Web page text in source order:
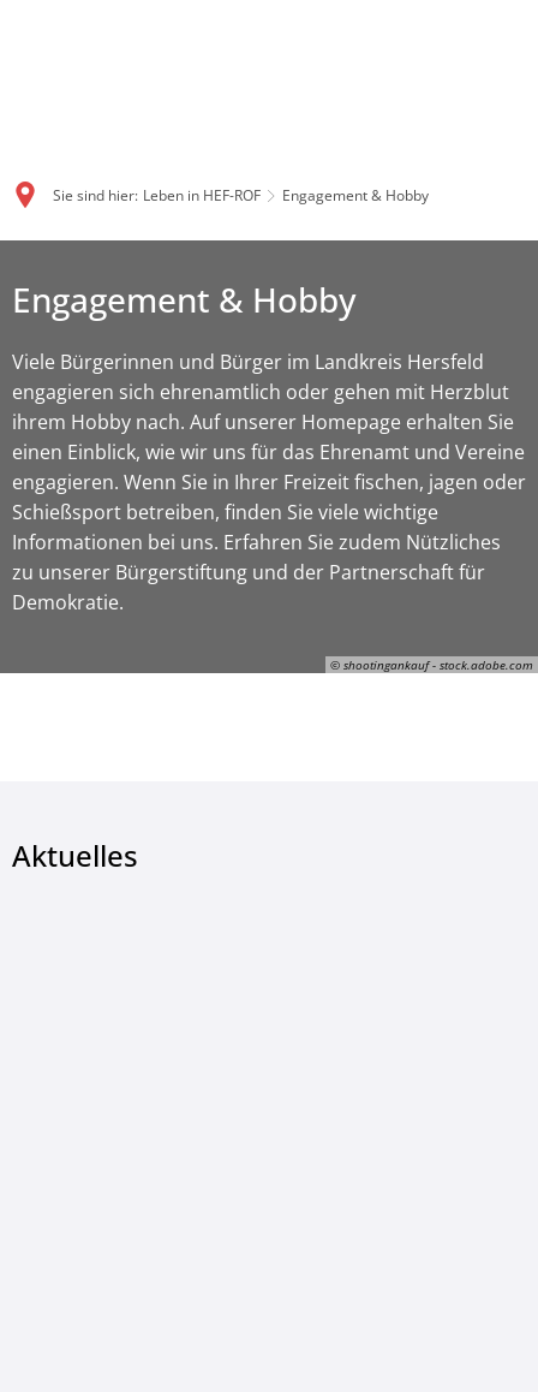
Sie sind hier: Leben in HEF-ROF Engagement & Hobby
© shootingankauf - stock.adobe.com
Engagement & Hobby
Viele Bürgerinnen und Bürger im Landkreis Hersfeld
engagieren sich ehrenamtlich oder gehen mit Herzblut
ihrem Hobby nach. Auf unserer Homepage erhalten Sie
einen Einblick, wie wir uns für das Ehrenamt und Vereine
engagieren. Wenn Sie in Ihrer Freizeit fischen, jagen oder
Schießsport betreiben, finden Sie viele wichtige
Informationen bei uns. Erfahren Sie zudem Nützliches
zu unserer Bürgerstiftung und der Partnerschaft für
Demokratie.
Aktuelles